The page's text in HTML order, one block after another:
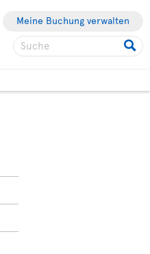
Meine Buchung verwalten